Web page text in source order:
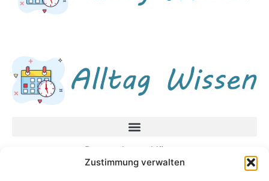
Zustimmung verwalten
Datenschutzerklärung
Impressum